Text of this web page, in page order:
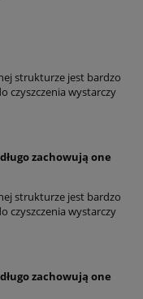
strukturze jest bardzo
czyszczenia wystarczy
zachowują one
strukturze jest bardzo
czyszczenia wystarczy
zachowują one